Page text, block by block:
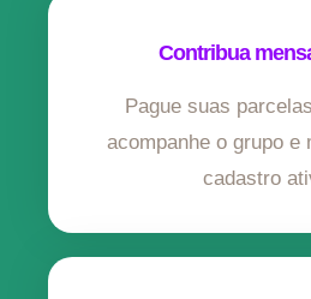
Contribua
Pague suas
acompanhe o grupo e
cadastro